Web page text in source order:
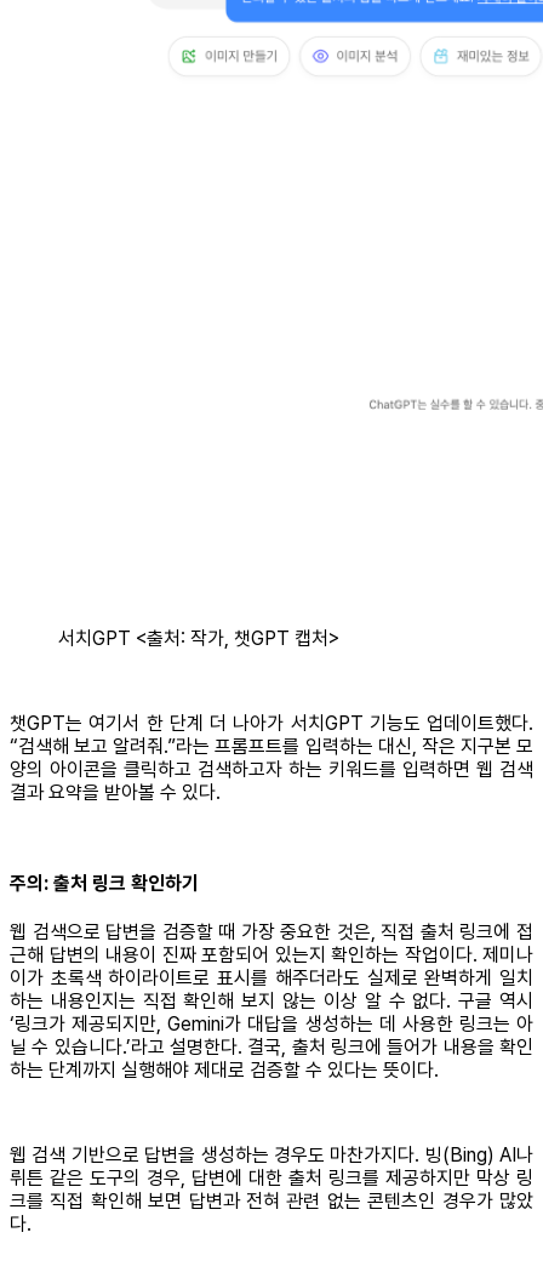
서치GPT <출처: 작가, 챗GPT 캡처>
챗GPT는 여기서 한 단계 더 나아가 서치GPT 기능도 업데이트했다.
“검색해 보고 알려줘.”라는 프롬프트를 입력하는 대신, 작은 지구본 모
양의 아이콘을 클릭하고 검색하고자 하는 키워드를 입력하면 웹 검색
결과 요약을 받아볼 수 있다.
주의: 출처 링크 확인하기
웹 검색으로 답변을 검증할 때 가장 중요한 것은, 직접 출처 링크에 접
근해 답변의 내용이 진짜 포함되어 있는지 확인하는 작업이다. 제미나
이가 초록색 하이라이트로 표시를 해주더라도 실제로 완벽하게 일치
하는 내용인지는 직접 확인해 보지 않는 이상 알 수 없다. 구글 역시
‘링크가 제공되지만, Gemini가 대답을 생성하는 데 사용한 링크는 아
닐 수 있습니다.’라고 설명한다. 결국, 출처 링크에 들어가 내용을 확인
하는 단계까지 실행해야 제대로 검증할 수 있다는 뜻이다.
웹 검색 기반으로 답변을 생성하는 경우도 마찬가지다. 빙(Bing) AI나
뤼튼 같은 도구의 경우, 답변에 대한 출처 링크를 제공하지만 막상 링
크를 직접 확인해 보면 답변과 전혀 관련 없는 콘텐츠인 경우가 많았
다.